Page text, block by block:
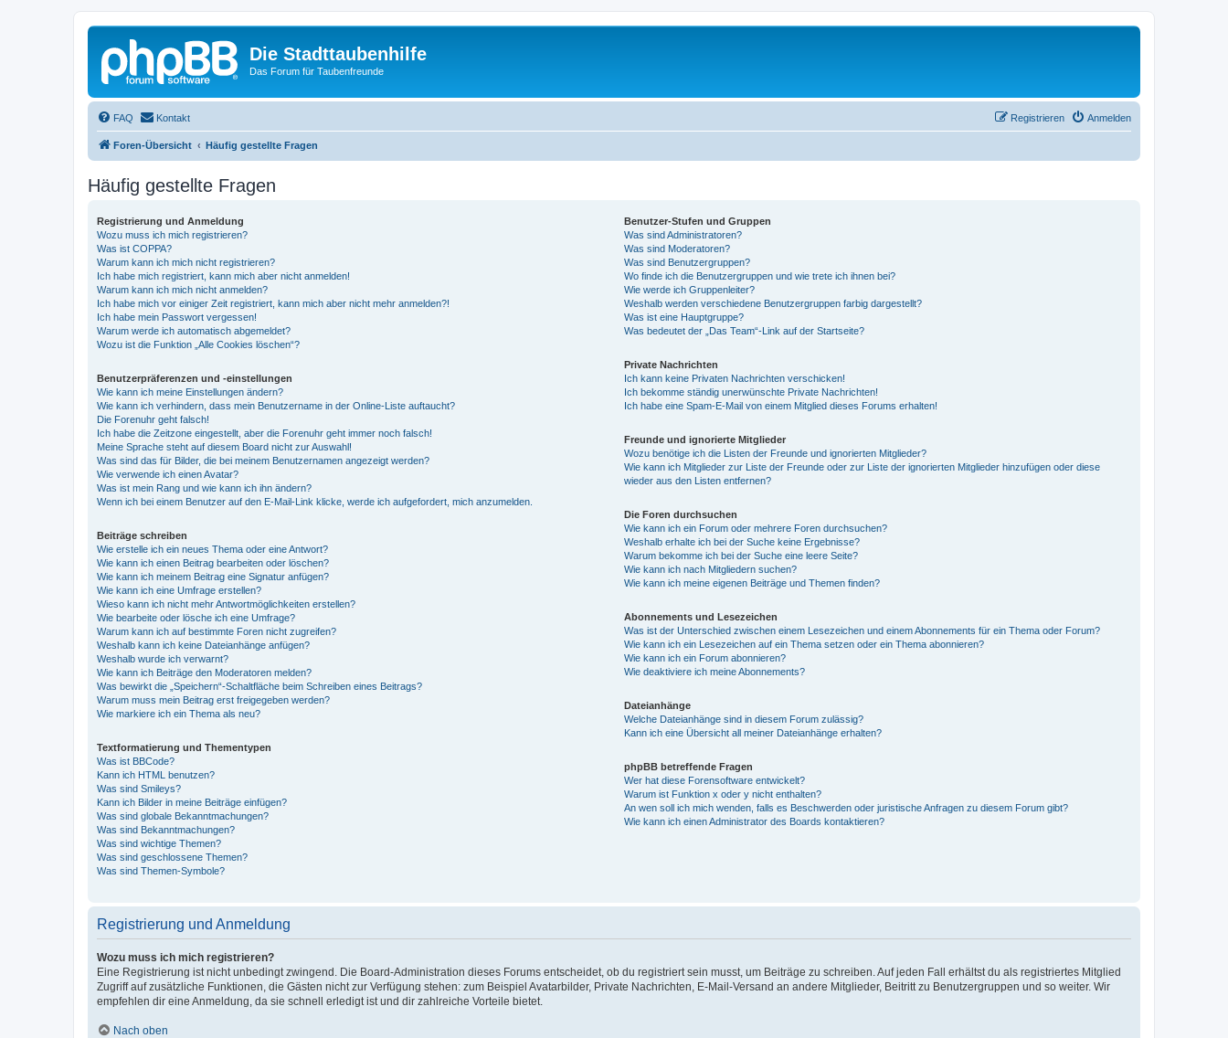
Die Stadttaubenhilfe
Das Forum für Taubenfreunde
FAQ Kontakt Anmelden
Registrieren
Foren-Übersicht Häufig gestellte Fragen
Häufig gestellte Fragen
Registrierung und Anmeldung
Wozu muss ich mich registrieren?
Was ist COPPA?
Warum kann ich mich nicht registrieren?
Ich habe mich registriert, kann mich aber nicht anmelden!
Warum kann ich mich nicht anmelden?
Ich habe mich vor einiger Zeit registriert, kann mich aber nicht mehr anmelden?!
Ich habe mein Passwort vergessen!
Warum werde ich automatisch abgemeldet?
Wozu ist die Funktion „Alle Cookies löschen“?
Benutzerpräferenzen und -einstellungen
Wie kann ich meine Einstellungen ändern?
Wie kann ich verhindern, dass mein Benutzername in der Online-Liste auftaucht?
Die Forenuhr geht falsch!
Ich habe die Zeitzone eingestellt, aber die Forenuhr geht immer noch falsch!
Meine Sprache steht auf diesem Board nicht zur Auswahl!
Was sind das für Bilder, die bei meinem Benutzernamen angezeigt werden?
Wie verwende ich einen Avatar?
Was ist mein Rang und wie kann ich ihn ändern?
Wenn ich bei einem Benutzer auf den E-Mail-Link klicke, werde ich aufgefordert, mich anzumelden.
Beiträge schreiben
Wie erstelle ich ein neues Thema oder eine Antwort?
Wie kann ich einen Beitrag bearbeiten oder löschen?
Wie kann ich meinem Beitrag eine Signatur anfügen?
Wie kann ich eine Umfrage erstellen?
Wieso kann ich nicht mehr Antwortmöglichkeiten erstellen?
Wie bearbeite oder lösche ich eine Umfrage?
Warum kann ich auf bestimmte Foren nicht zugreifen?
Weshalb kann ich keine Dateianhänge anfügen?
Weshalb wurde ich verwarnt?
Wie kann ich Beiträge den Moderatoren melden?
Was bewirkt die „Speichern“-Schaltfläche beim Schreiben eines Beitrags?
Warum muss mein Beitrag erst freigegeben werden?
Wie markiere ich ein Thema als neu?
Textformatierung und Thementypen
Was ist BBCode?
Kann ich HTML benutzen?
Was sind Smileys?
Kann ich Bilder in meine Beiträge einfügen?
Was sind globale Bekanntmachungen?
Was sind Bekanntmachungen?
Was sind wichtige Themen?
Was sind geschlossene Themen?
Was sind Themen-Symbole?
Benutzer-Stufen und Gruppen
Was sind Administratoren?
Was sind Moderatoren?
Was sind Benutzergruppen?
Wo finde ich die Benutzergruppen und wie trete ich ihnen bei?
Wie werde ich Gruppenleiter?
Weshalb werden verschiedene Benutzergruppen farbig dargestellt?
Was ist eine Hauptgruppe?
Was bedeutet der „Das Team“-Link auf der Startseite?
Private Nachrichten
Ich kann keine Privaten Nachrichten verschicken!
Ich bekomme ständig unerwünschte Private Nachrichten!
Ich habe eine Spam-E-Mail von einem Mitglied dieses Forums erhalten!
Freunde und ignorierte Mitglieder
Wozu benötige ich die Listen der Freunde und ignorierten Mitglieder?
Wie kann ich Mitglieder zur Liste der Freunde oder zur Liste der ignorierten Mitglieder hinzufügen oder diese
wieder aus den Listen entfernen?
Die Foren durchsuchen
Wie kann ich ein Forum oder mehrere Foren durchsuchen?
Weshalb erhalte ich bei der Suche keine Ergebnisse?
Warum bekomme ich bei der Suche eine leere Seite?
Wie kann ich nach Mitgliedern suchen?
Wie kann ich meine eigenen Beiträge und Themen finden?
Abonnements und Lesezeichen
Was ist der Unterschied zwischen einem Lesezeichen und einem Abonnements für ein Thema oder Forum?
Wie kann ich ein Lesezeichen auf ein Thema setzen oder ein Thema abonnieren?
Wie kann ich ein Forum abonnieren?
Wie deaktiviere ich meine Abonnements?
Dateianhänge
Welche Dateianhänge sind in diesem Forum zulässig?
Kann ich eine Übersicht all meiner Dateianhänge erhalten?
phpBB betreffende Fragen
Wer hat diese Forensoftware entwickelt?
Warum ist Funktion x oder y nicht enthalten?
An wen soll ich mich wenden, falls es Beschwerden oder juristische Anfragen zu diesem Forum gibt?
Wie kann ich einen Administrator des Boards kontaktieren?
Registrierung und Anmeldung
Wozu muss ich mich registrieren?
Eine Registrierung ist nicht unbedingt zwingend. Die Board-Administration dieses Forums entscheidet, ob du registriert sein musst, um Beiträge zu schreiben. Auf jeden Fall erhältst du als registriertes Mitglied
Zugriff auf zusätzliche Funktionen, die Gästen nicht zur Verfügung stehen: zum Beispiel Avatarbilder, Private Nachrichten, E-Mail-Versand an andere Mitglieder, Beitritt zu Benutzergruppen und so weiter. Wir
empfehlen dir eine Anmeldung, da sie schnell erledigt ist und dir zahlreiche Vorteile bietet.
Nach oben